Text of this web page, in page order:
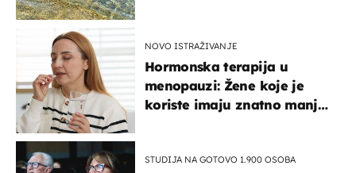
NOVO ISTRAŽIVANJE
Hormonska terapija u
menopauzi: Žene koje je
koriste imaju znatno manji
STUDIJA NA GOTOVO 1.900 OSOBA